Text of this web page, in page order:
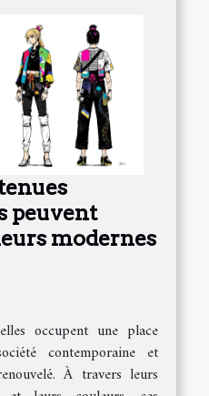
peuvent
modernes
occupent une place
contemporaine et
À travers leurs